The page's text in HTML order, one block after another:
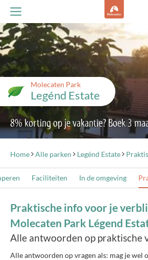
Molecaten Park
Legénd Estate
8% korting op je vakantie? Boek 3
Home Alle parken Legénd Estate
Faciliteiten In de omgeving
Praktische info voor je
Molecaten Park Légend
Alle antwoorden op praktische
Alle antwoorden op vragen als: mag je wel